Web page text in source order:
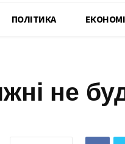
ПОЛІТИКА
не